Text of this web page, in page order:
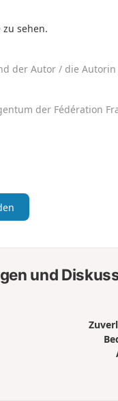
sehen.
der Autor / die
der Fédération
und